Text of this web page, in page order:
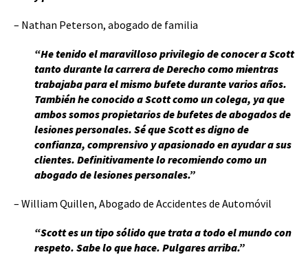
– Nathan Peterson, abogado de familia
“He tenido el maravilloso privilegio de conocer a Scott
tanto durante la carrera de Derecho como mientras
trabajaba para el mismo bufete durante varios años.
También he conocido a Scott como un colega, ya que
ambos somos propietarios de bufetes de abogados de
lesiones personales. Sé que Scott es digno de
confianza, comprensivo y apasionado en ayudar a sus
clientes. Definitivamente lo recomiendo como un
abogado de lesiones personales.”
– William Quillen, Abogado de Accidentes de Automóvil
“Scott es un tipo sólido que trata a todo el mundo con
respeto. Sabe lo que hace. Pulgares arriba.”